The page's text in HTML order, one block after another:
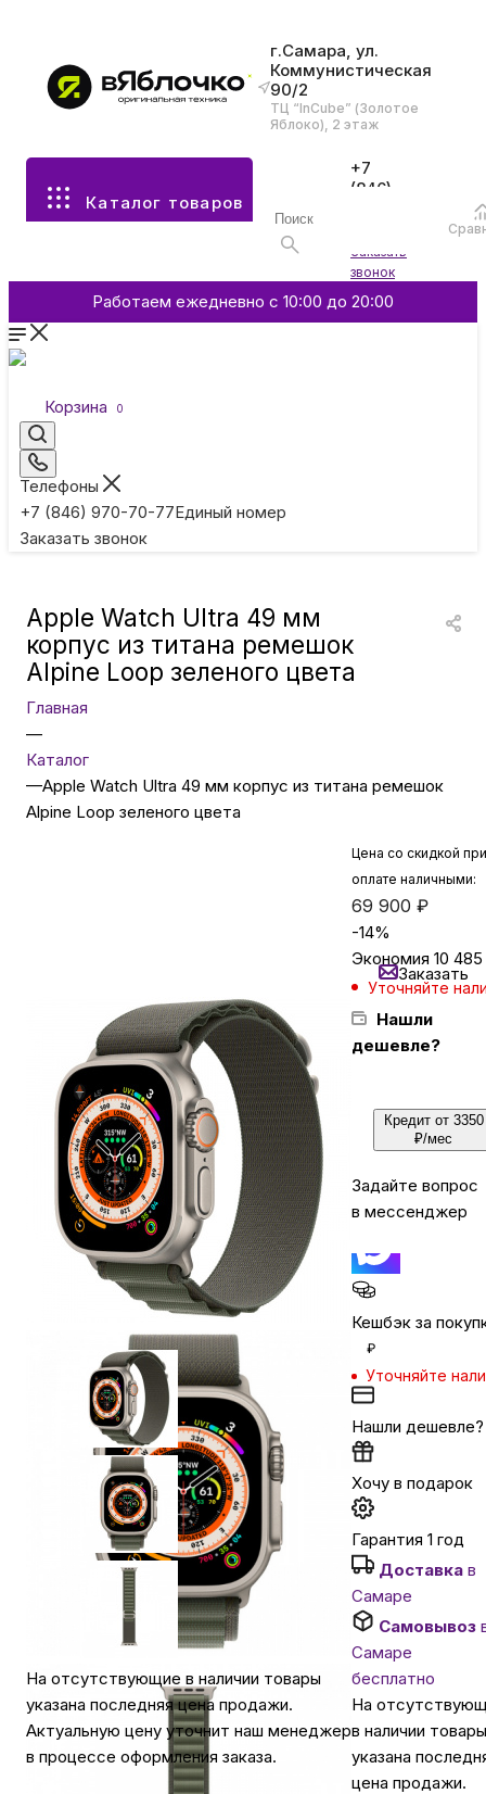
г.Самара, ул.
Коммунистическая
90/2
ТЦ “InCube” (Золотое
Яблоко), 2 этаж
Каталог товаров
+7
(846)
Заказать
звонок
Работаем ежедневно с 10:00 до 20:00
Корзина 0
Телефоны
+7 (846) 970-70-77Единый номер
Заказать звонок
Все разделы каталога
Аксессуары
Смартфоны и гаджеты
Умные кольца
ТВ и проекторы
Бытовая техника
Красота и здоровье
Сумки и чемоданы
Для дома и дачи
Для домашних питомцев
Умный дом и безопасность
Автомобильные аксессуары
Сервисный центр Apple в Самаре
Подарочные сертификаты
Аудио
Apple Watch Ultra 49 мм
корпус из титана ремешок
Alpine Loop зеленого цвета
Главная
—
Каталог
—Apple Watch Ultra 49 мм корпус из титана ремешок
Alpine Loop зеленого цвета
На отсутствующие в наличии товары
указана последняя цена продажи.
Актуальную цену уточнит наш менеджер
в процессе оформления заказа.
Цена со скидкой при
оплате наличными:
69 900 ₽
-14%
Экономия 10 485
Уточняйте
Нашли
дешевле?
Заказать
Кредит от 3350
₽/мес
Задайте вопрос
в мессенджер
Кешбэк за
₽
Уточняйте
Нашли дешевле?
Хочу в подарок
Гарантия 1 год
Доставка в
Самаре
Самовывоз
Самаре
бесплатно
На
в наличии товары
указана
цена продажи.